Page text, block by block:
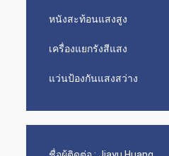
หนังสะท้อนแสงสูง
เครื่องแยกรังสีแสง
แว่นป้องกันแสงสว่าง